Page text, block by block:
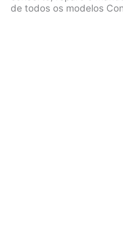
de todos os modelos